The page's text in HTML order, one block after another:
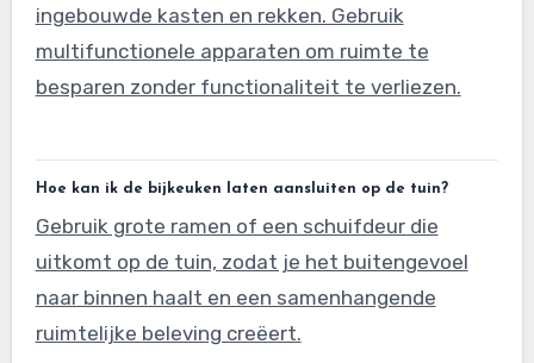
ingebouwde kasten en rekken. Gebruik
multifunctionele apparaten om ruimte te
besparen zonder functionaliteit te verliezen.
Hoe kan ik de bijkeuken laten aansluiten op de tuin?
Gebruik grote ramen of een schuifdeur die
uitkomt op de tuin, zodat je het buitengevoel
naar binnen haalt en een samenhangende
ruimtelijke beleving creëert.